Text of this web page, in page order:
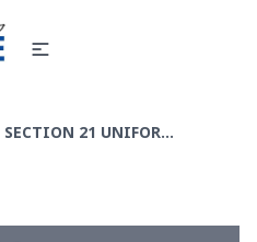
SECTION 21 UNIFORM POLO-เสื้อโปโล-เสื้อ T-SHIRT